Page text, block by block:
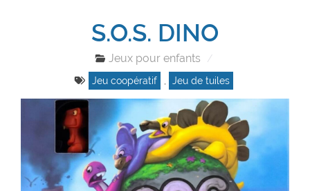
S.O.S. DINO
Jeux pour enfants
Jeu coopératif Jeu de tuiles